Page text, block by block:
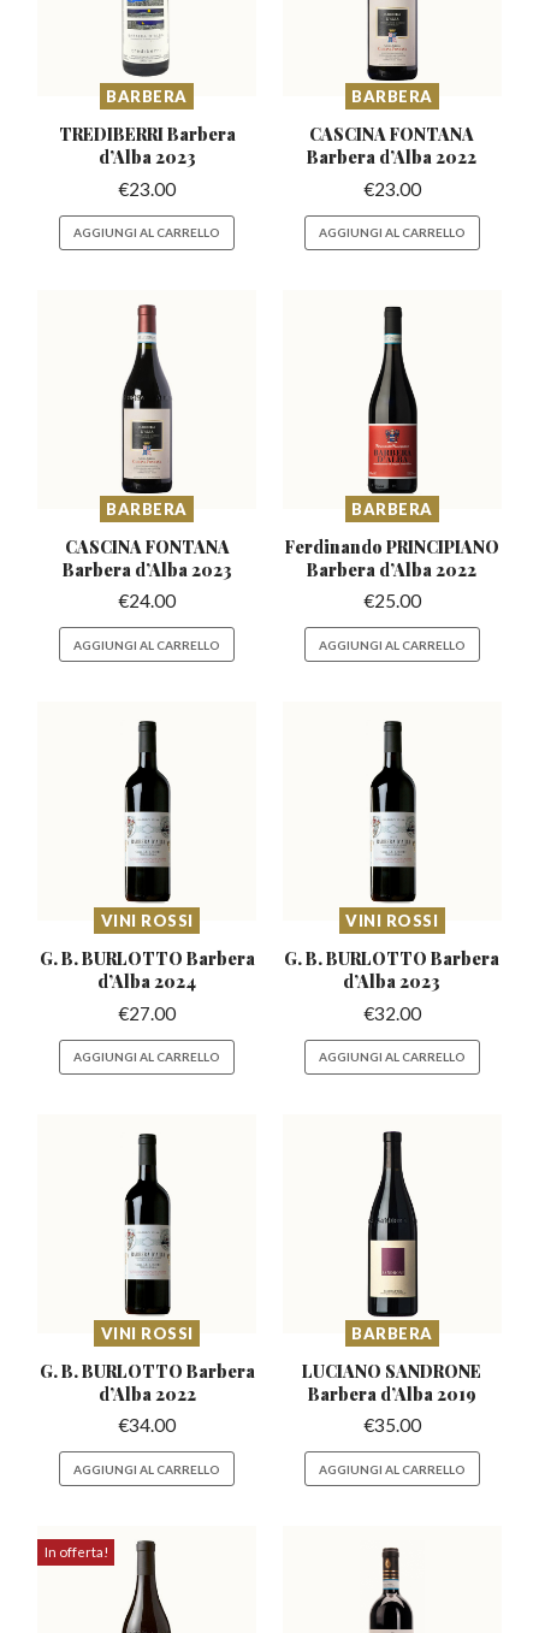
BARBERA
TREDIBERRI Barbera
d’Alba 2023
€23.00
AGGIUNGI AL CARRELLO
BARBERA
CASCINA FONTANA
Barbera d’Alba 2022
€23.00
AGGIUNGI AL CARRELLO
BARBERA
CASCINA FONTANA
Barbera d’Alba 2023
€24.00
AGGIUNGI AL CARRELLO
BARBERA
Ferdinando PRINCIPIANO
Barbera d’Alba 2022
€25.00
AGGIUNGI AL CARRELLO
VINI ROSSI
G. B. BURLOTTO Barbera
d’Alba 2024
€27.00
AGGIUNGI AL CARRELLO
VINI ROSSI
G. B. BURLOTTO Barbera
d’Alba 2023
€32.00
AGGIUNGI AL CARRELLO
VINI ROSSI
G. B. BURLOTTO Barbera
d’Alba 2022
€34.00
AGGIUNGI AL CARRELLO
BARBERA
LUCIANO SANDRONE
Barbera d’Alba 2019
€35.00
AGGIUNGI AL CARRELLO
In offerta!